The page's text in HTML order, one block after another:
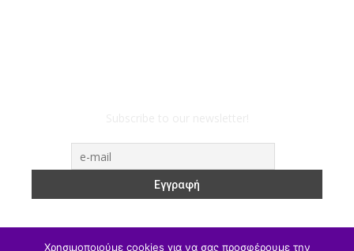
Χρησιμοποιούμε cookies για να σας προσφέρουμε την